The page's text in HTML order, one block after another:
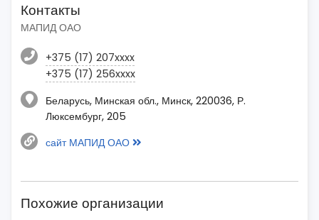
Контакты
МАПИД ОАО
+375 (17) 207xxxx
+375 (17) 256xxxx
Беларусь, Минская обл., Минск, 220036, Р.
Люксембург, 205
сайт МАПИД ОАО
Похожие организации